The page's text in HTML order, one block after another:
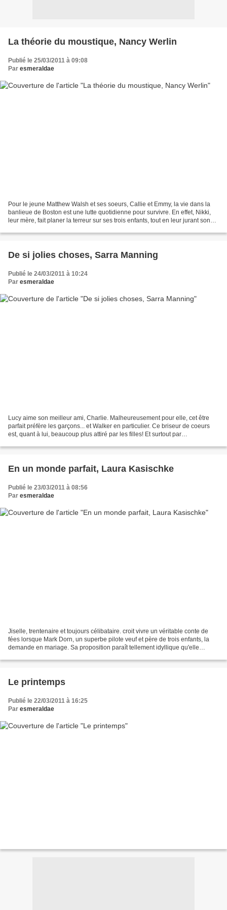
La théorie du moustique, Nancy Werlin
Publié le 25/03/2011 à 09:08
Par esmeraldae
Pour le jeune Matthew Walsh et ses soeurs, Callie et Emmy, la vie dans la
banlieue de Boston est une lutte quotidienne pour survivre. En effet, Nikki,
leur mère, fait planer la terreur sur ses trois enfants, tout en leur jurant son
De si jolies choses, Sarra Manning
Publié le 24/03/2011 à 10:24
Par esmeraldae
Lucy aime son meilleur ami, Charlie. Malheureusement pour elle, cet être
parfait préfère les garçons... et Walker en particulier. Ce briseur de coeurs
est, quant à lui, beaucoup plus attiré par les filles! Et surtout par
En un monde parfait, Laura Kasischke
Publié le 23/03/2011 à 08:56
Par esmeraldae
Jiselle, trentenaire et toujours célibataire. croit vivre un véritable conte de
fées lorsque Mark Dorn, un superbe pilote veuf et père de trois enfants, la
demande en mariage. Sa proposition paraît tellement idyllique qu'elle
Le printemps
Publié le 22/03/2011 à 16:25
Par esmeraldae